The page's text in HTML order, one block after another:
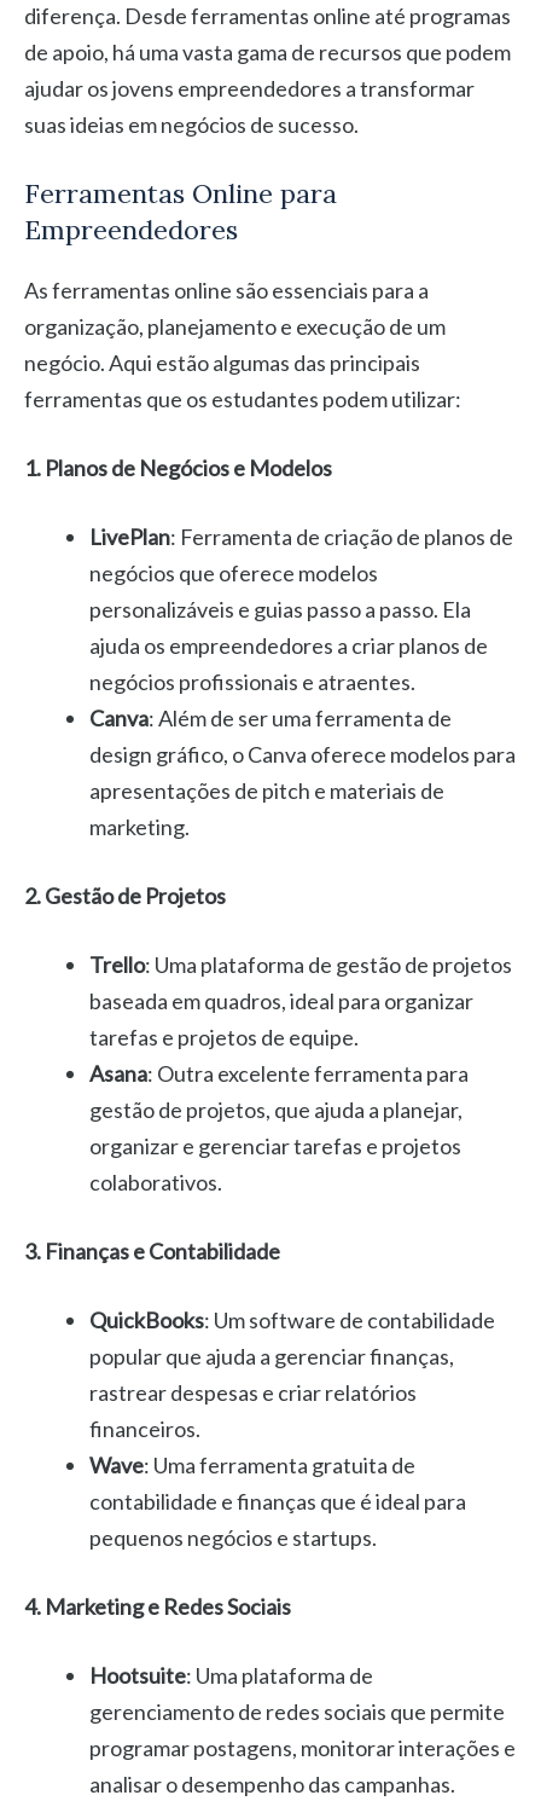
diferença. Desde ferramentas online até programas
de apoio, há uma vasta gama de recursos que podem
ajudar os jovens empreendedores a transformar
suas ideias em negócios de sucesso.
Ferramentas Online para
Empreendedores
As ferramentas online são essenciais para a
organização, planejamento e execução de um
negócio. Aqui estão algumas das principais
ferramentas que os estudantes podem utilizar:
1. Planos de Negócios e Modelos
LivePlan: Ferramenta de criação de planos de
negócios que oferece modelos
personalizáveis e guias passo a passo. Ela
ajuda os empreendedores a criar planos de
negócios profissionais e atraentes.
Canva: Além de ser uma ferramenta de
design gráfico, o Canva oferece modelos para
apresentações de pitch e materiais de
marketing.
2. Gestão de Projetos
Trello: Uma plataforma de gestão de projetos
baseada em quadros, ideal para organizar
tarefas e projetos de equipe.
Asana: Outra excelente ferramenta para
gestão de projetos, que ajuda a planejar,
organizar e gerenciar tarefas e projetos
colaborativos.
3. Finanças e Contabilidade
QuickBooks: Um software de contabilidade
popular que ajuda a gerenciar finanças,
rastrear despesas e criar relatórios
financeiros.
Wave: Uma ferramenta gratuita de
contabilidade e finanças que é ideal para
pequenos negócios e startups.
4. Marketing e Redes Sociais
Hootsuite: Uma plataforma de
gerenciamento de redes sociais que permite
programar postagens, monitorar interações e
analisar o desempenho das campanhas.